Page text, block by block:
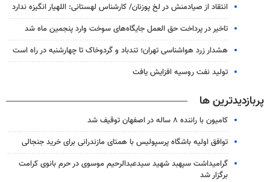
انتقاد از صیادمنش در لخ پوزنان/ کارشناس لهستانی: اللهیار انگیزه ندارد
تاخیر در پرداخت حق العمل جایگاه‌های سوخت وارد پنجمین ماه شد
هشدار زرد هواشناسی تهران؛ تندباد و گردوخاک تا چهارشنبه در راه است
تولید نفت روسیه افزایش یافت
پربازدیدترین ها
کامیون با راننده ۸ ساله در اصفهان توقیف شد
توافق اولیه باشگاه پرسپولیس با همتای مازندرانی برای خرید جنجالی
گرامیداشت سپهبد شهید سیدعبدالرحیم موسوی در حرم بانوی کرامت
برگزار شد